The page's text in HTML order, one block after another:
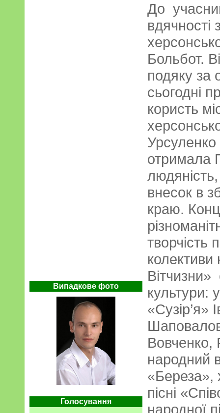
Випадкове фото
Голосування
До
вдячності
Больбот.
подяку за
сьогодні
користь
отримала
внесок в
краю.
творчість
колективи
культури:
«Сузір’я»
Вовченко,
народний
«Береза»,
пісні
народної